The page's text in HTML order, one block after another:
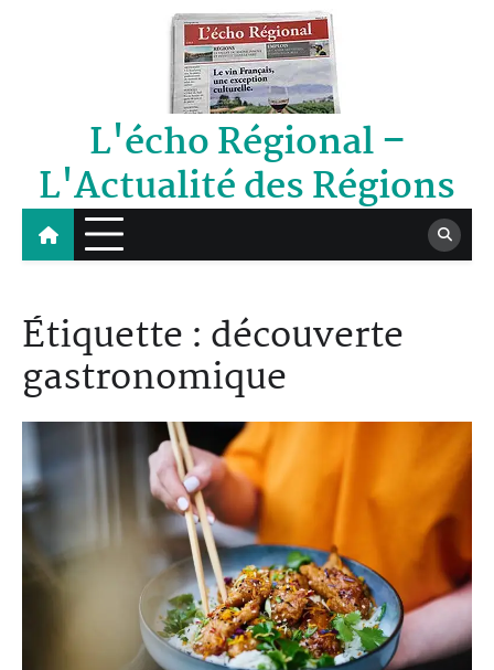
L'écho Régional –
L'Actualité des Régions
Étiquette : découverte
gastronomique